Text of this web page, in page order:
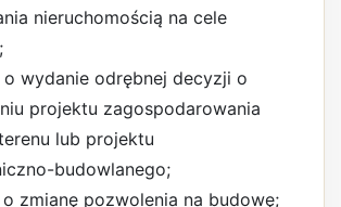
nieruchomością na cele
wydanie odrębnej decyzji o
projektu zagospodarowania
lub projektu
budowlanego;
zmianę pozwolenia na budowę;